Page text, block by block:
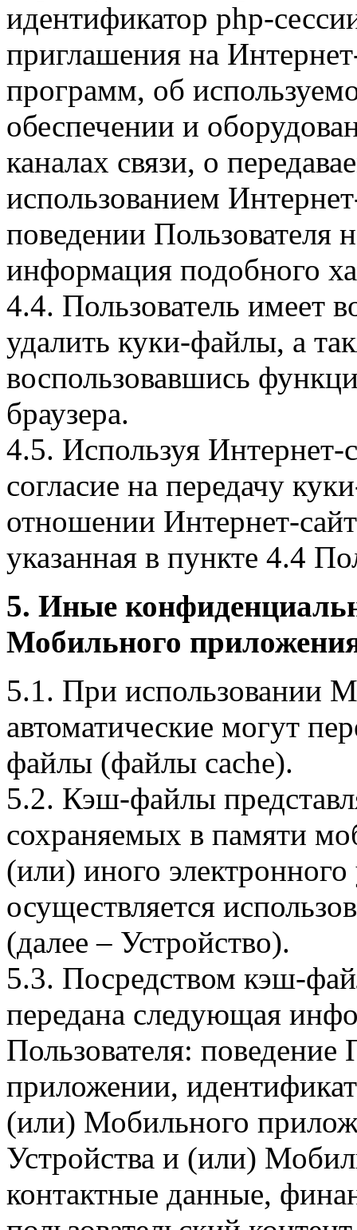
идентификатор php-
приглашения на
программ, об
обеспечении и
каналах связи, о
использованием
поведении Пользователя
информация подобного
4.4. Пользователь имеет
удалить куки-файлы, а
воспользовавшись
браузера.
4.5. Используя Интернет-
согласие на передачу
отношении Интернет-
указанная в пункте 4.4
5. Иные
Мобильного
5.1. При использовании
автоматические могут
файлы (файлы cache).
5.2. Кэш-файлы
сохраняемых в памяти
(или) иного электронного
осуществляется
(далее – Устройство).
5.3. Посредством кэш-
передана следующая
Пользователя:
приложении,
(или) Мобильного
Устройства и (или)
контактные данные,